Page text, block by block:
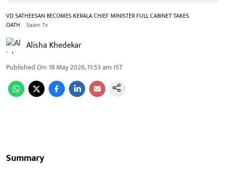
VD SATHEESAN BECOMES KERALA CHIEF MINISTER FULL CABINET TAKES
OATH
Saam Tv
Alisha Khedekar
Published On:18 May 2026, 11:53 am IST
Summary